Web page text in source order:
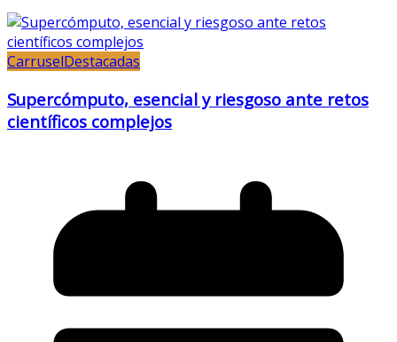
CarruselDestacadas
Supercómputo, esencial y riesgoso ante retos
científicos complejos